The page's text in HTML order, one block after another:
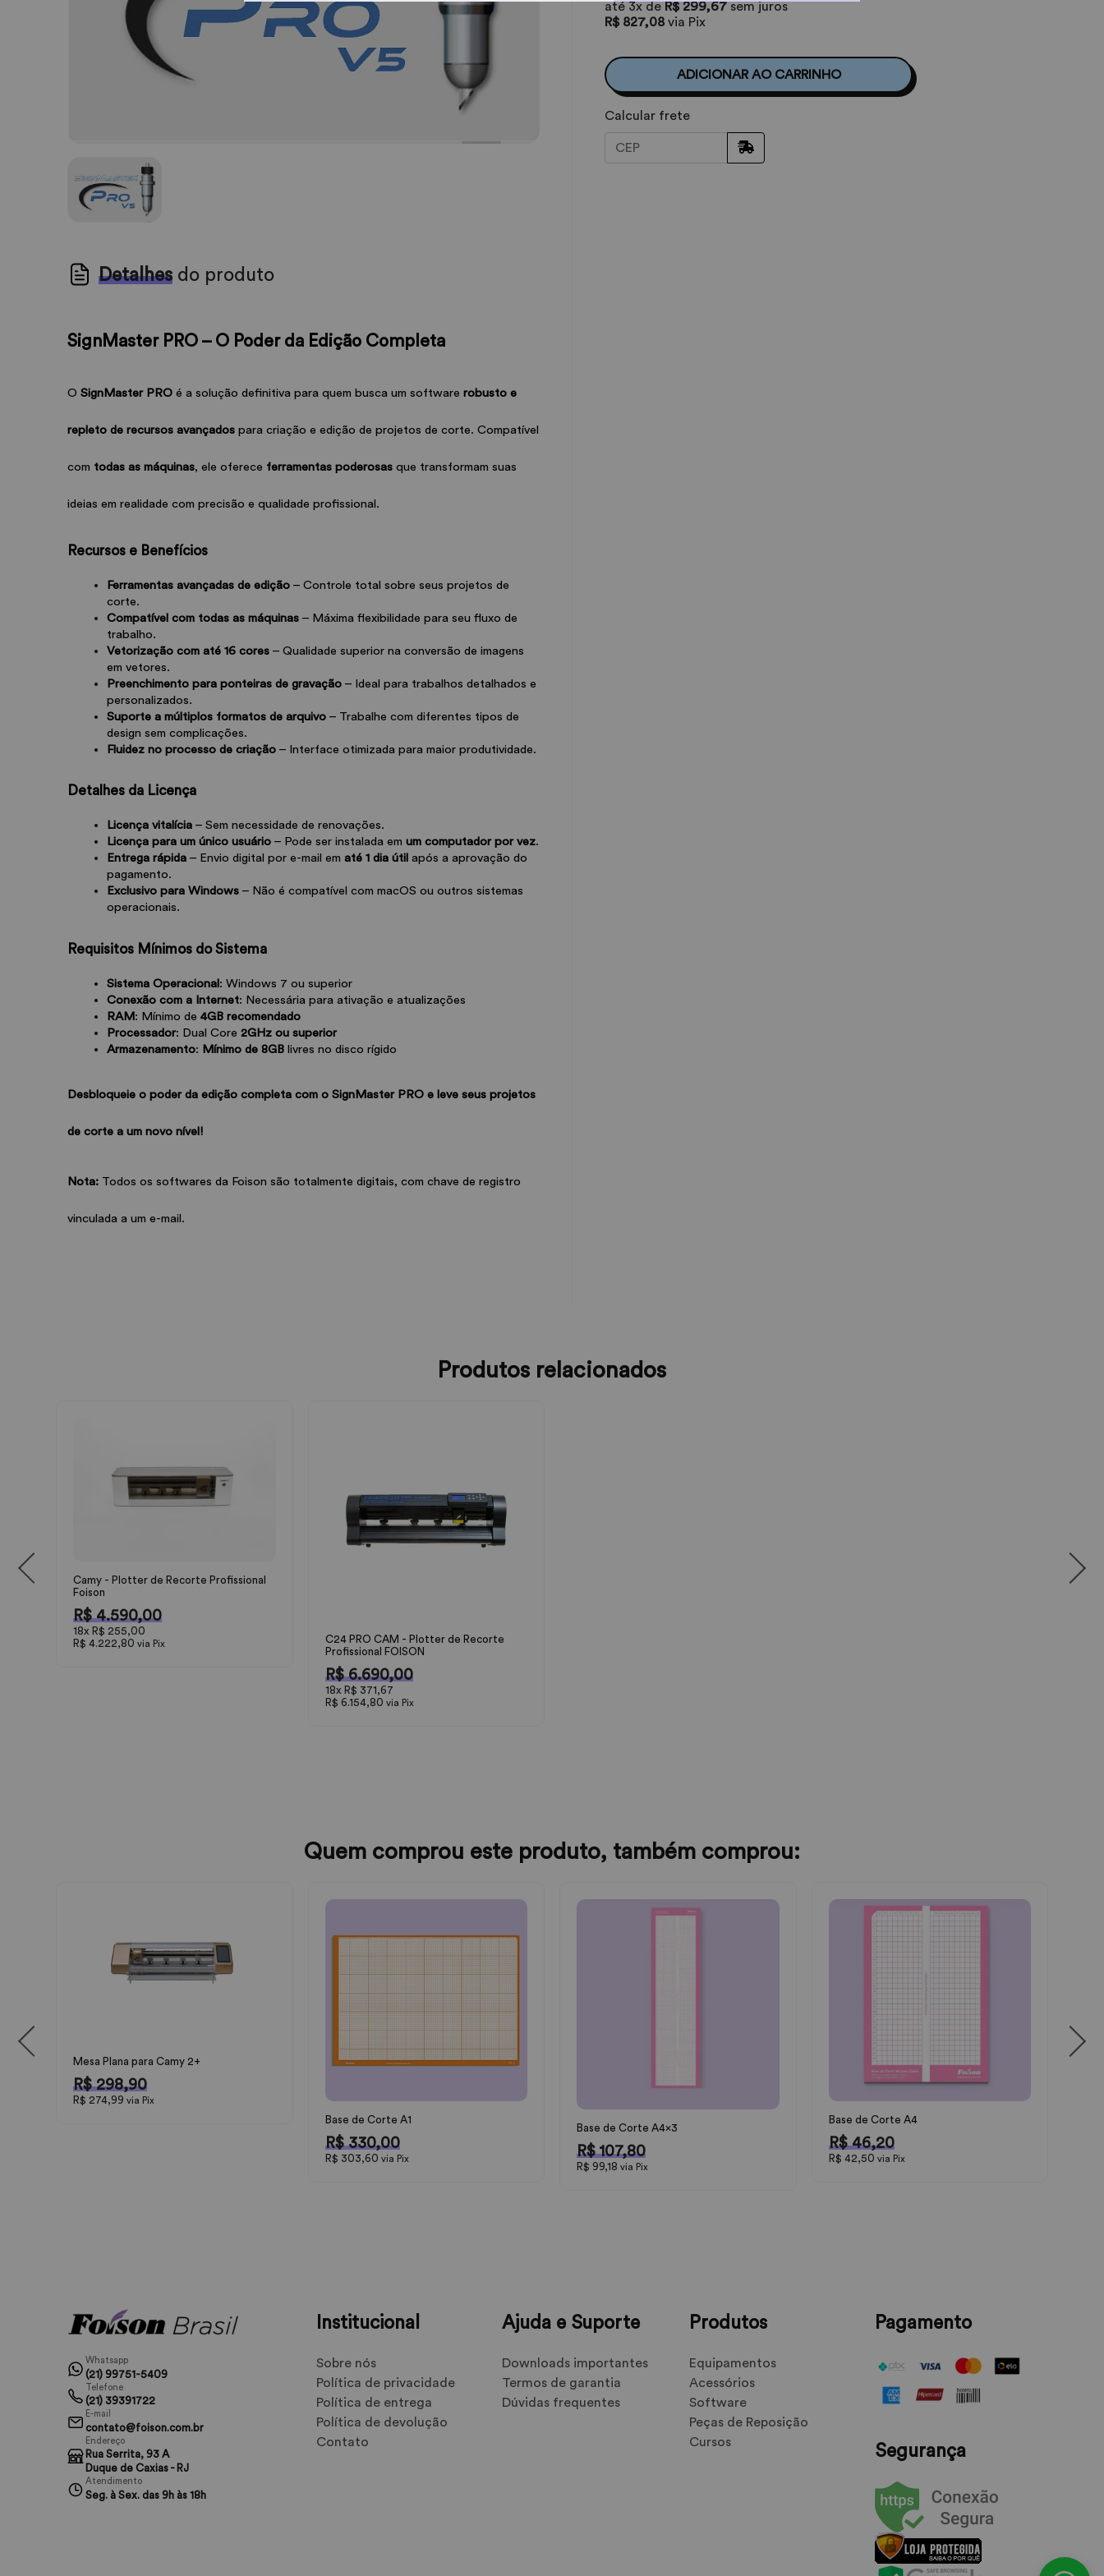
Detalhes do produto
SignMaster PRO – O Poder da Edição Completa
O SignMaster PRO é a solução definitiva para quem busca um software robusto e
repleto de recursos avançados para criação e edição de projetos de corte. Compatível
com todas as máquinas, ele oferece ferramentas poderosas que transformam suas
ideias em realidade com precisão e qualidade profissional.
Recursos e Benefícios
Ferramentas avançadas de edição – Controle total sobre seus projetos de
corte.
Compatível com todas as máquinas – Máxima flexibilidade para seu fluxo de
trabalho.
Vetorização com até 16 cores – Qualidade superior na conversão de imagens
em vetores.
Preenchimento para ponteiras de gravação – Ideal para trabalhos detalhados e
personalizados.
Suporte a múltiplos formatos de arquivo – Trabalhe com diferentes tipos de
design sem complicações.
Fluidez no processo de criação – Interface otimizada para maior produtividade.
Detalhes da Licença
Licença vitalícia – Sem necessidade de renovações.
Licença para um único usuário – Pode ser instalada em um computador por vez.
Entrega rápida – Envio digital por e-mail em até 1 dia útil após a aprovação do
pagamento.
Exclusivo para Windows – Não é compatível com macOS ou outros sistemas
operacionais.
Requisitos Mínimos do Sistema
Sistema Operacional : Windows 7 ou superior
Conexão com a Internet: Necessária para ativação e atualizações
RAM : Mínimo de 4GB recomendado
Processador: Dual Core 2GHz ou superior
Armazenamento: Mínimo de 8GB livres no disco rígido
Desbloqueie o poder da edição completa com o SignMaster PRO e leve seus projetos
de corte a um novo nível!
Nota: Todos os softwares da Foison são totalmente digitais, com chave de registro
vinculada a um e-mail.
até 3x de R$ 299,67 sem juros
R$ 827,08 via Pix
ADICIONAR AO CARRINHO
Calcular frete
Produtos relacionados
Camy - Plotter de Recorte Profissional
Foison
R$ 4.590,00
18x R$ 255,00
R$ 4.222,80 via Pix
C24 PRO CAM - Plotter de Recorte
Profissional FOISON
R$ 6.690,00
18x R$ 371,67
R$ 6.154,80 via Pix
Quem comprou este produto, também comprou:
Mesa Plana para Camy 2+
R$ 298,90
R$ 274,99 via Pix
Base de Corte A1
R$ 330,00
R$ 303,60 via Pix
Base de Corte A4x3
R$ 107,80
R$ 99,18 via Pix
Base de Corte A4
R$ 46,20
R$ 42,50 via Pix
Whatsapp
(21) 99751-5409
Telefone
(21) 39391722
E-mail
contato@foison.com.br
Endereço
Rua Serrita, 93 A
Duque de Caxias - RJ
Atendimento
Seg. à Sex. das 9h às 18h
Institucional
Sobre nós
Política de privacidade
Política de entrega
Política de devolução
Contato
Ajuda e Suporte
Downloads importantes
Termos de garantia
Dúvidas frequentes
Produtos
Equipamentos
Acessórios
Software
Peças de Reposição
Cursos
Pagamento
Segurança